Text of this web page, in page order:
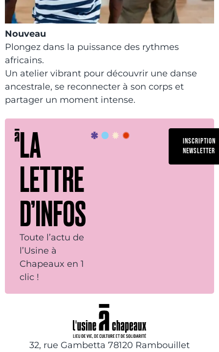
Nouveau
Plongez dans la puissance des rythmes
africains.
Un atelier vibrant pour découvrir une danse
ancestrale, se reconnecter à son corps et
partager un moment intense.
LA
LETTRE
D’INFOS
Toute l’actu de
l’Usine à
Chapeaux en 1
clic !
INSCRIPTION
NEWSLETTER
32, rue Gambetta 78120 Rambouillet